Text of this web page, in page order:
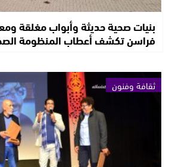
بنيات صحية حديثة وأبواب مغلقة
فراسن تكشف أعطاب المنظومة
ثقافة وفنون